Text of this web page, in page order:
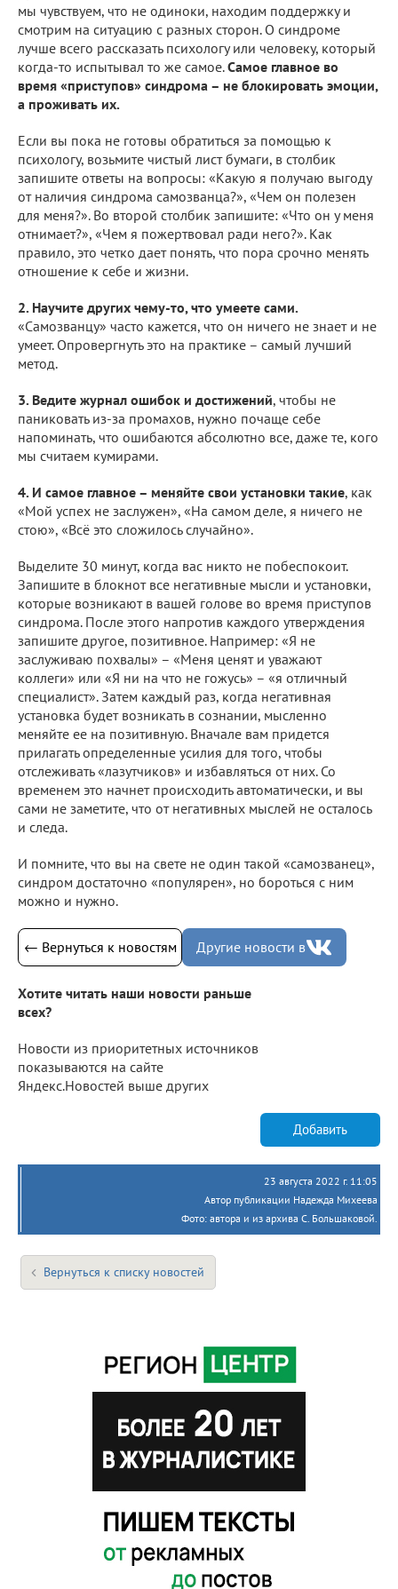
мы чувствуем, что не одиноки, находим поддержку и
смотрим на ситуацию с разных сторон. О синдроме
лучше всего рассказать психологу или человеку, который
когда-то испытывал то же самое.Самое главное во
время «приступов» синдрома – не блокировать эмоции,
а проживать их.
Если вы пока не готовы обратиться за помощью к
психологу, возьмите чистый лист бумаги, в столбик
запишите ответы на вопросы: «Какую я получаю выгоду
от наличия синдрома самозванца?», «Чем он полезен
для меня?». Во второй столбик запишите: «Что он у меня
отнимает?», «Чем я пожертвовал ради него?». Как
правило, это четко дает понять, что пора срочно менять
отношение к себе и жизни.
2. Научите других чему-то, что умеете сами.
«Самозванцу» часто кажется, что он ничего не знает и не
умеет. Опровергнуть это на практике – самый лучший
метод.
3. Ведите журнал ошибок и достижений, чтобы не
паниковать из-за промахов, нужно почаще себе
напоминать, что ошибаются абсолютно все, даже те, кого
мы считаем кумирами.
4. И самое главное – меняйте свои установки такие, как
«Мой успех не заслужен», «На самом деле, я ничего не
стою», «Всё это сложилось случайно».
Выделите 30 минут, когда вас никто не побеспокоит.
Запишите в блокнот все негативные мысли и установки,
которые возникают в вашей голове во время приступов
синдрома. После этого напротив каждого утверждения
запишите другое, позитивное. Например: «Я не
заслуживаю похвалы» – «Меня ценят и уважают
коллеги» или «Я ни на что не гожусь» – «я отличный
специалист». Затем каждый раз, когда негативная
установка будет возникать в сознании, мысленно
меняйте ее на позитивную. Вначале вам придется
прилагать определенные усилия для того, чтобы
отслеживать «лазутчиков» и избавляться от них. Со
временем это начнет происходить автоматически, и вы
сами не заметите, что от негативных мыслей не осталось
и следа.
И помните, что вы на свете не один такой «самозванец»,
синдром достаточно «популярен», но бороться с ним
можно и нужно.
← Вернуться к новостям Другие новости в
Хотите читать наши новости раньше
всех?
Новости из приоритетных источников
показываются на сайте
Яндекс.Новостей выше других
Добавить
23 августа 2022 г. 11:05
Автор публикации Надежда Михеева
Фото: автора и из архива С. Большаковой.
Вернуться к списку новостей